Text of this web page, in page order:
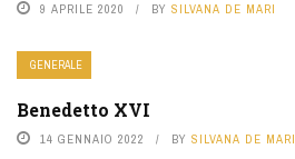
9 APRILE 2020 BY SILVANA DE MARI
GENERALE
Benedetto XVI
14 GENNAIO 2022 BY SILVANA DE MARI